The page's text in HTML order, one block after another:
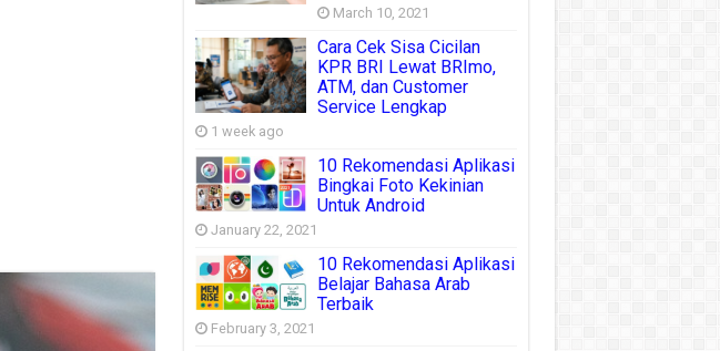
March 10, 2021
Cara Cek Sisa Cicilan
KPR BRI Lewat BRImo,
ATM, dan Customer
Service Lengkap
1 week ago
10 Rekomendasi Aplikasi
Bingkai Foto Kekinian
Untuk Android
January 22, 2021
10 Rekomendasi Aplikasi
Belajar Bahasa Arab
Terbaik
February 3, 2021